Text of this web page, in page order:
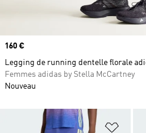
Prix
160 €
Legging de running dentelle florale
Femmes adidas by Stella McCartney
Nouveau